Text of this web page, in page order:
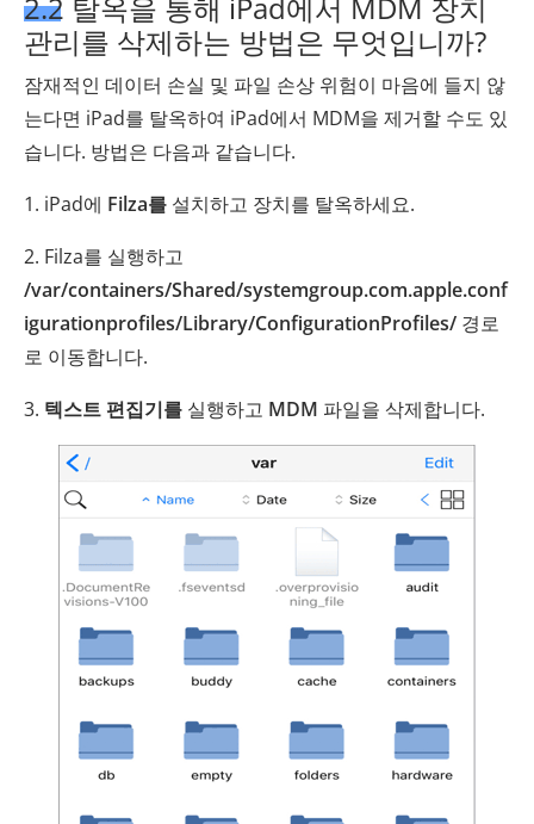
2.2 탈옥을 통해 iPad에서 MDM 장치
관리를 삭제하는 방법은 무엇입니까?
잠재적인 데이터 손실 및 파일 손상 위험이 마음에 들지 않
는다면 iPad를 탈옥하여 iPad에서 MDM을 제거할 수도 있
습니다. 방법은 다음과 같습니다.
1. iPad에 Filza를 설치하고 장치를 탈옥하세요.
2. Filza를 실행하고
/var/containers/Shared/systemgroup.com.apple.conf
igurationprofiles/Library/ConfigurationProfiles/ 경로
로 이동합니다.
3. 텍스트 편집기를 실행하고 MDM 파일을 삭제합니다.